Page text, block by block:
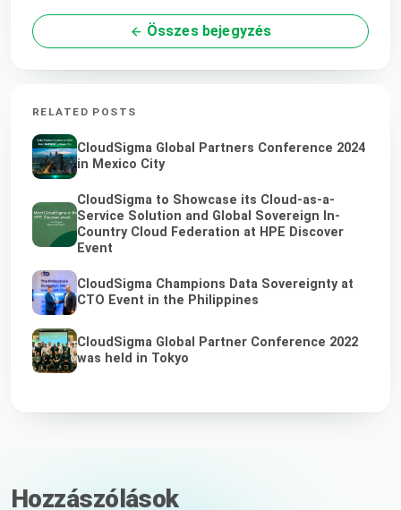
Összes bejegyzés
RELATED POSTS
CloudSigma Global Partners Conference 2024
in Mexico City
CloudSigma to Showcase its Cloud-as-a-
Service Solution and Global Sovereign In-
Country Cloud Federation at HPE Discover
Event
CloudSigma Champions Data Sovereignty at
CTO Event in the Philippines
CloudSigma Global Partner Conference 2022
was held in Tokyo
Hozzászólások